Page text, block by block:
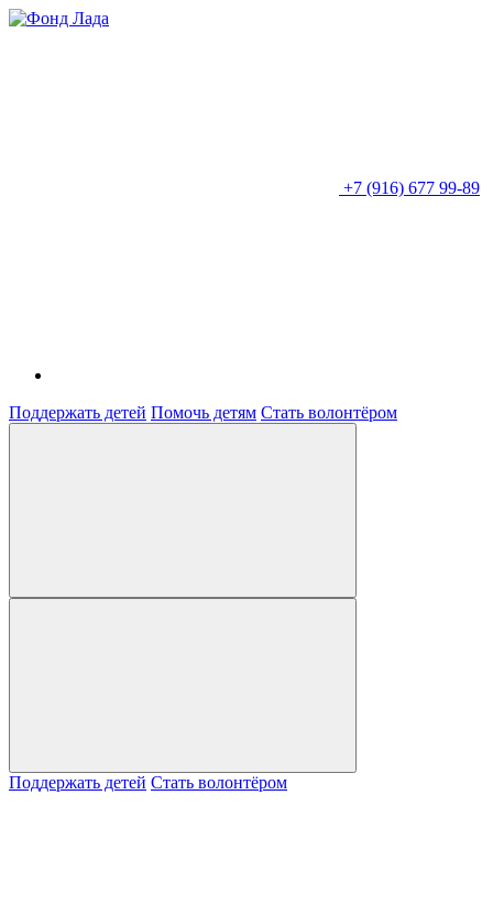
+7 (916) 677 99-89
Поддержать детей Помочь детям Стать волонтёром
Поддержать детей Стать волонтёром